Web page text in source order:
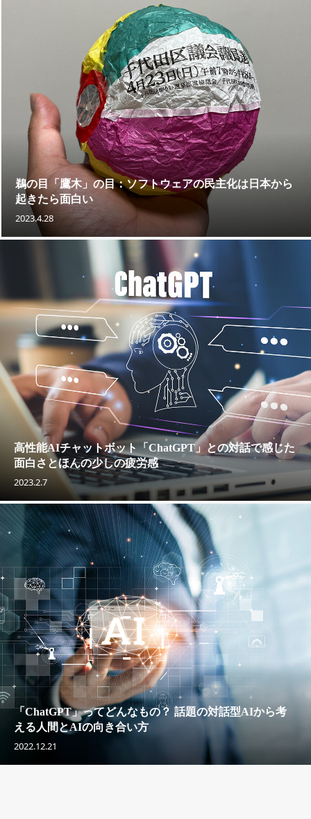
鵜の目「鷹木」の目：ソフトウェアの民主化は日本から
起きたら面白い
2023.4.28
高性能AIチャットボット「ChatGPT」との対話で感じた
面白さとほんの少しの疲労感
2023.2.7
「ChatGPT」ってどんなもの？ 話題の対話型AIから考
える人間とAIの向き合い方
2022.12.21